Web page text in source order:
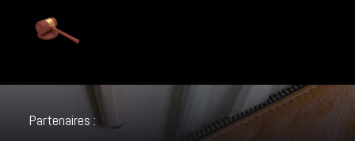
Partenaires :